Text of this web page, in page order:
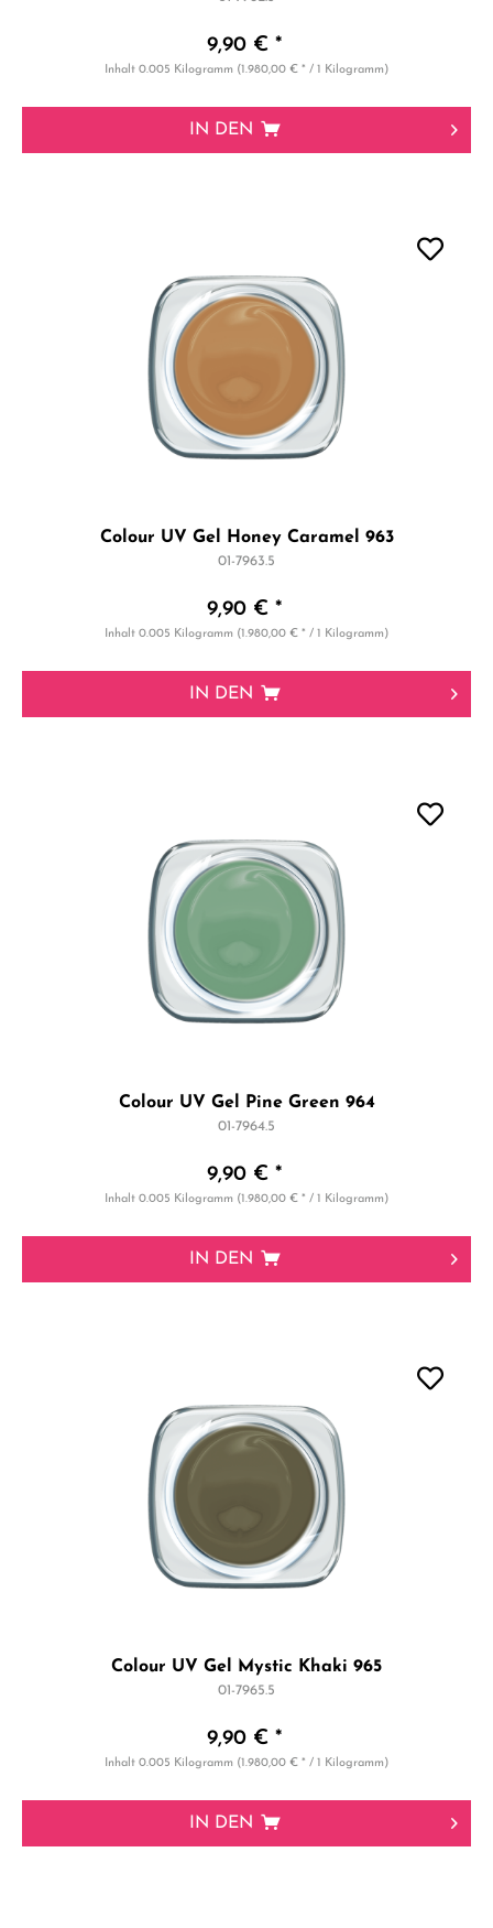
9,90 € *
Inhalt0.005 Kilogramm (1.980,00 € * / 1 Kilogramm)
IN DEN
Colour UV Gel Honey Caramel 963
01-7963.5
9,90 € *
Inhalt0.005 Kilogramm (1.980,00 € * / 1 Kilogramm)
IN DEN
Colour UV Gel Pine Green 964
01-7964.5
9,90 € *
Inhalt0.005 Kilogramm (1.980,00 € * / 1 Kilogramm)
IN DEN
Colour UV Gel Mystic Khaki 965
01-7965.5
9,90 € *
Inhalt0.005 Kilogramm (1.980,00 € * / 1 Kilogramm)
IN DEN